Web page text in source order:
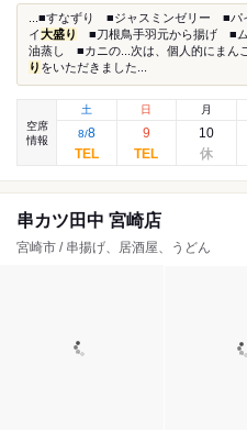
...■すなずり ■ジャスミンゼリー ■
イ大盛り
■刀根鳥手羽元から揚げ ■
油蒸し ■カニの...次は、個人的にまん
り をいただきました...
空席
情報
土
8/8
日
9
月
10
串カツ田中 宮崎店
宮崎市 / 串揚げ、居酒屋、うどん